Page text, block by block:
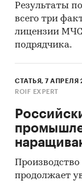
Выдержки
2.1. Мировой
На
Это связано
многократно
только в
имуществу
Результаты
всего три
лицензии
подрядчика.
СТАТЬЯ, 7 АПРЕЛЯ
ROIF EXPERT
продолжает